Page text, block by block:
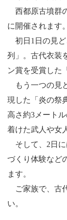
西都原古墳群
に開催されます。
初日1日の見ど
列」。古代衣装
ン賞を受賞した
もう一つの見
現した「炎の祭
高さ約3メート
着けた武人や女
そして、2日に
づくり体験など
ます。
ご家族で、古
い。